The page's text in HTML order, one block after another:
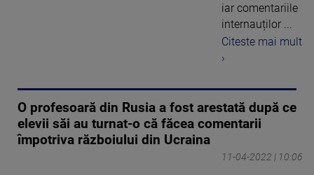
iar comentariile
internauților ...
Citeste mai mult
›
O profesoară din Rusia a fost arestată după ce
elevii săi au turnat-o că făcea comentarii
împotriva războiului din Ucraina
11-04-2022 | 10:06